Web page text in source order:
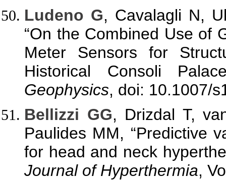
Ludeno G, Cavalagli N,
“On the Combined Use of
Meter Sensors for
Historical Consoli
Geophysics, doi: 10.1007/
Bellizzi GG, Drizdal T,
Paulides MM, “Predictive
for head and neck
Journal of Hyperthermia,